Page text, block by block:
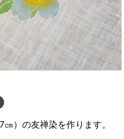
）の友禅染を作ります。